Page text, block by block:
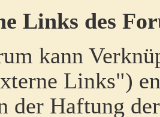
Links des
kann
Links")
der Haftung